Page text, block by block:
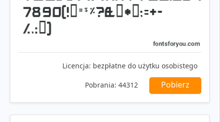
Licencja: bezpłatne do użytku osobistego
Pobrania: 44312 Pobierz